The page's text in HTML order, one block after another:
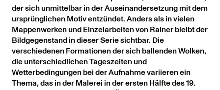
der sich unmittelbar in der Auseinandersetzung mit dem
ursprünglichen Motiv entzündet. Anders als in vielen
Mappenwerken und Einzelarbeiten von Rainer bleibt der
Bildgegenstand in dieser Serie sichtbar. Die
verschiedenen Formationen der sich ballenden Wolken,
die unterschiedlichen Tageszeiten und
Wetterbedingungen bei der Aufnahme variieren ein
Thema, das in der Malerei in der ersten Hälfte des 19.